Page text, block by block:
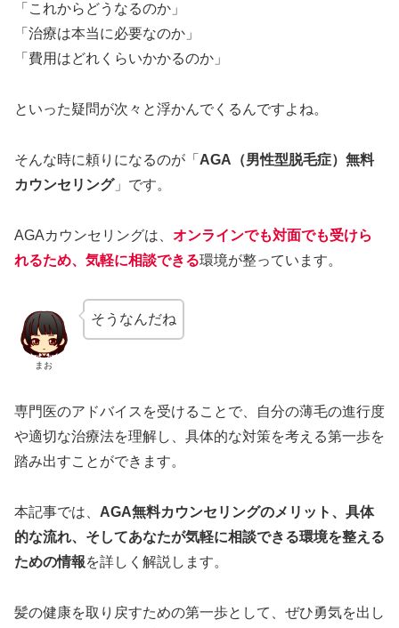
「これからどうなるのか」
「治療は本当に必要なのか」
「費用はどれくらいかかるのか」
といった疑問が次々と浮かんでくるんですよね。
そんな時に頼りになるのが「 AGA（男性型脱毛症）無料
カウンセリング」です。
AGAカウンセリングは、 オンラインでも対面でも受けら
れるため、気軽に相談できる環境が整っています。
まお
そうなんだね
専門医のアドバイスを受けることで、自分の薄毛の進行度
や適切な治療法を理解し、具体的な対策を考える第一歩を
踏み出すことができます。
本記事では、 AGA無料カウンセリングのメリット、具体
的な流れ、そしてあなたが気軽に相談できる環境を整える
ための情報を詳しく解説します。
髪の健康を取り戻すための第一歩として、ぜひ勇気を出し